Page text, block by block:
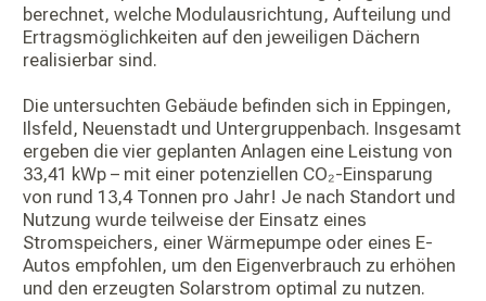
berechnet, welche Modulausrichtung, Aufteilung und
Ertragsmöglichkeiten auf den jeweiligen Dächern
realisierbar sind.
Die untersuchten Gebäude befinden sich in Eppingen,
Ilsfeld, Neuenstadt und Untergruppenbach. Insgesamt
ergeben die vier geplanten Anlagen eine Leistung von
33,41 kWp – mit einer potenziellen CO₂-Einsparung
von rund 13,4 Tonnen pro Jahr! Je nach Standort und
Nutzung wurde teilweise der Einsatz eines
Stromspeichers, einer Wärmepumpe oder eines E-
Autos empfohlen, um den Eigenverbrauch zu erhöhen
und den erzeugten Solarstrom optimal zu nutzen.